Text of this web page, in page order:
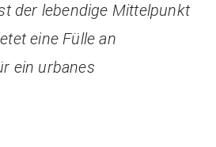
der lebendige Mittelpunkt
eine Fülle an
ein urbanes